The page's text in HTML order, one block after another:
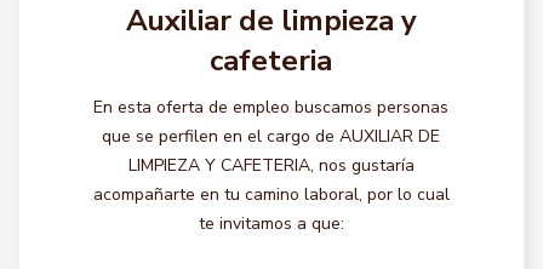
Auxiliar de limpieza y
cafeteria
En esta oferta de empleo buscamos personas
que se perfilen en el cargo de AUXILIAR DE
LIMPIEZA Y CAFETERIA, nos gustaría
acompañarte en tu camino laboral, por lo cual
te invitamos a que: